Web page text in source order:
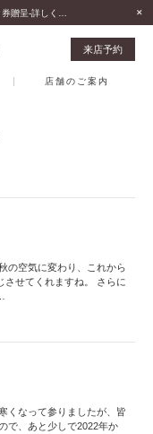
来店予約
店舗のご案内
の空気に変わり、これから
させてくれますね。 さらに
くなって参りましたが、皆
で、あと少しで2022年か